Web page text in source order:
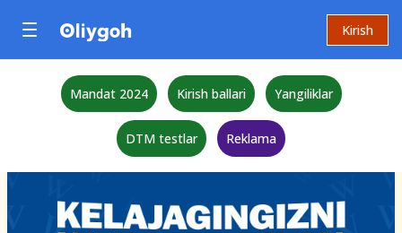
Kirish
Mandat 2024 Kirish ballari Yangiliklar
DTM testlar Reklama